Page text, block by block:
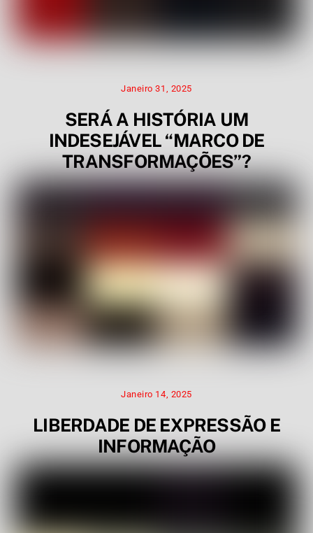
Janeiro 31, 2025
SERÁ A HISTÓRIA UM
INDESEJÁVEL “MARCO DE
TRANSFORMAÇÕES”?
Janeiro 14, 2025
LIBERDADE DE EXPRESSÃO E
INFORMAÇÃO